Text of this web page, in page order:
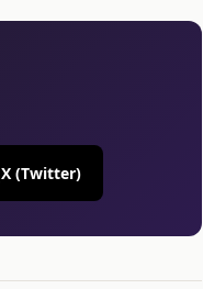
X (Twitter)